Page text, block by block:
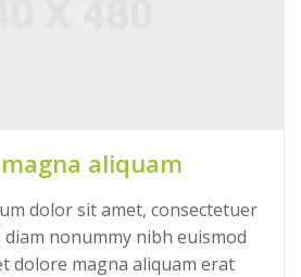
aliquam
dolor sit amet, consectetuer
nonummy nibh euismod
dolore magna aliquam erat